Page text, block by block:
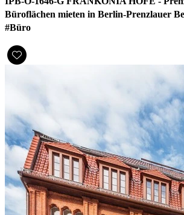
Büroflächen mieten in Berlin-Prenzlauer
#Büro